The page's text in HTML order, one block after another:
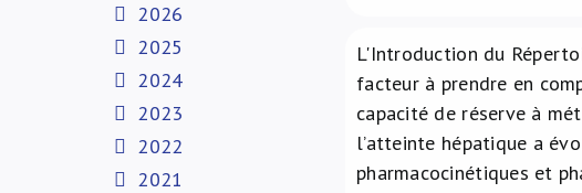
L'Introduction du
facteur à prendre en
capacité de réserve à
l’atteinte hépatique a
pharmacocinétiques et
2026
2025
2024
2023
2022
2021